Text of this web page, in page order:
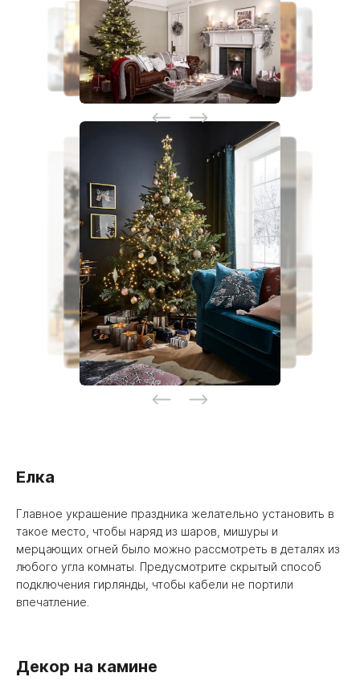
Елка
Главное украшение праздника желательно установить в
такое место, чтобы наряд из шаров, мишуры и
мерцающих огней было можно рассмотреть в деталях из
любого угла комнаты. Предусмотрите скрытый способ
подключения гирлянды, чтобы кабели не портили
впечатление.
Декор на камине